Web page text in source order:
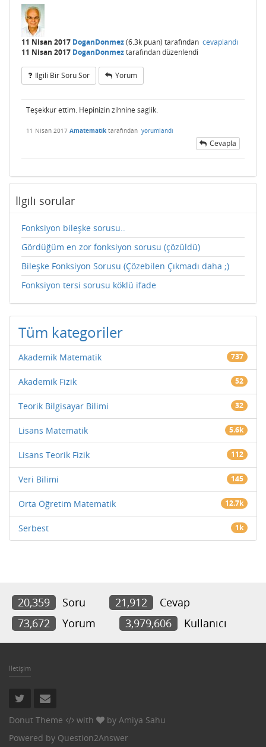
11 Nisan 2017 DoganDonmez(6.3k puan) tarafından cevaplandı
11 Nisan 2017 DoganDonmeztarafındandüzenlendi
Ilgili Bir Soru Sor Yorum
Teşekkur ettim. Hepinizin zihnine saglik.
11 Nisan 2017 Amatematik tarafından yorumlandı
Cevapla
İlgili sorular
Fonksiyon bileşke sorusu..
Gördüğüm en zor fonksiyon sorusu (çözüldü)
Bileşke Fonksiyon Sorusu (Çözebilen Çıkmadı daha ;)
Fonksiyon tersi sorusu köklü ifade
Tüm kategoriler
Akademik Matematik 737
Akademik Fizik 52
Teorik Bilgisayar Bilimi 32
Lisans Matematik 5.6k
Lisans Teorik Fizik 112
Veri Bilimi 145
Orta Öğretim Matematik 12.7k
Serbest 1k
20,359 Soru 21,912
Cevap
73,672
Yorum 3,979,606 Kullanıcı
İletişim
Donut Theme with by Amiya Sahu
Powered by Question2Answer